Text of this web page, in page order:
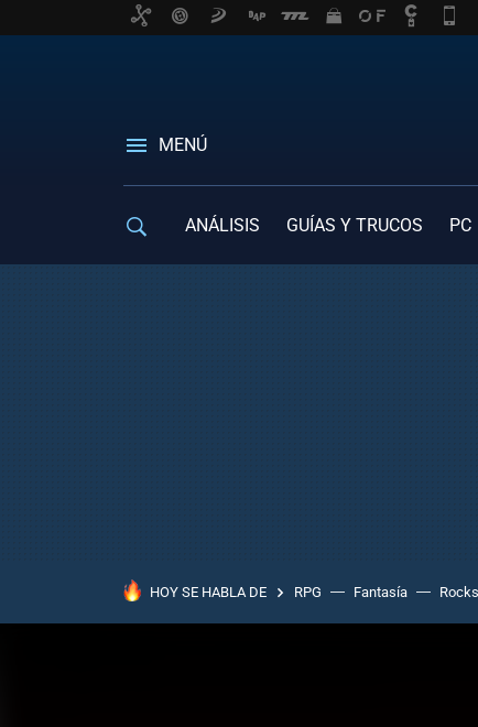
MENÚ
ANÁLISIS GUÍAS Y TRUCOS PC
HOY SE HABLA DE RPG Fantasía